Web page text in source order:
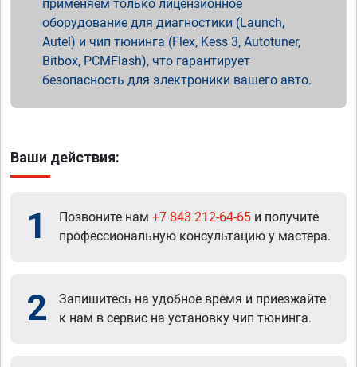
применяем только лицензионное
оборудование для диагностики (Launch,
Autel) и чип тюнинга (Flex, Kess 3, Autotuner,
Bitbox, PCMFlash), что гарантирует
безопасность для электроники вашего авто.
Ваши действия:
1 Позвоните нам +7 843 212-64-65 и получите
профессиональную консультацию у мастера.
2
Запишитесь на удобное время и приезжайте
к нам в сервис на установку чип тюнинга.